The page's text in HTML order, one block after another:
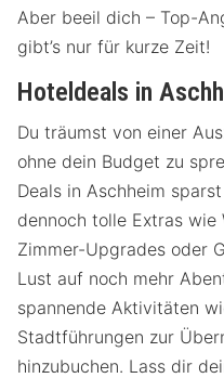
Aber beeil dich – Top-
gibt’s nur für kurze Zeit!
Hoteldeals in
Du träumst von einer
ohne dein Budget zu
Deals in Aschheim
dennoch tolle Extras wie
Zimmer-Upgrades oder
Lust auf noch mehr
spannende Aktivitäten
Stadtführungen zur
hinzubuchen. Lass dir